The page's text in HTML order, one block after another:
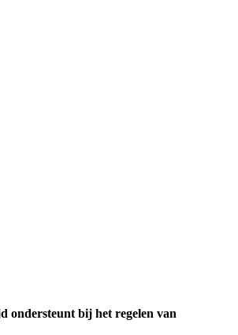
ondersteunt bij het regelen van